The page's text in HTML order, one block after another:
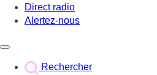
Direct radio
Alertez-nous
Rechercher